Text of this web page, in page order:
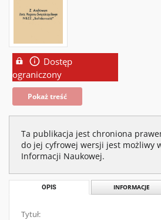
Dostęp
ograniczony
Pokaż treść
Ta publikacja jest chroniona
do jej cyfrowej wersji jest możliwy
Informacji Naukowej.
OPIS INFORMACJE
Tytuł: